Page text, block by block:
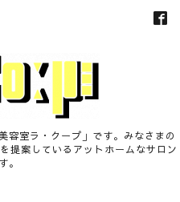
容室ラ・クープ」です。みなさまの
提案しているアットホームなサロン
。